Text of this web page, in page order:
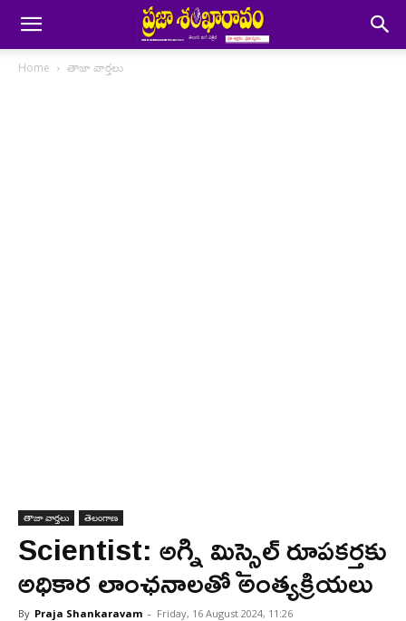
Home తాజా వార్తలు
తాజా వార్తలు తెలంగాణ
Scientist: అగ్ని మిస్సైల్ రూపకర్తకు
అధికార లాంఛనాలతో అంత్యక్రియలు
By Praja Shankaravam - Friday, 16 August 2024, 11:26